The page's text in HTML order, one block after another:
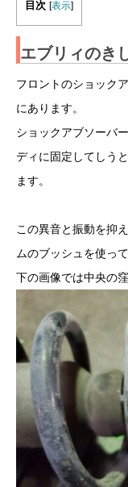
目次 [表示]
エブリィのき
フロントのショック
にあります。
ショックアブソーバ
ディに固定してしう
ます。
この異音と振動を抑
ムのブッシュを使って
下の画像では中央の